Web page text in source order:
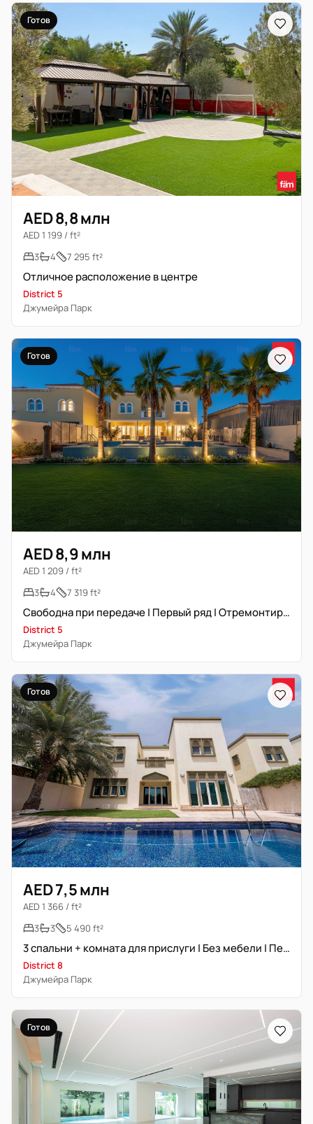
Готов
AED 8,8 млн
AED 1 199 / ft²
3
4 7 295 ft²
Отличное расположение в центре
District 5
Джумейра Парк
Готов
AED 8,9 млн
AED 1 209 / ft²
3
4 7 319 ft²
Свободна при передаче | Первый ряд | Отремонтирована
District 5
Джумейра Парк
Готов
AED 7,5 млн
AED 1 366 / ft²
3
3 5 490 ft²
3 спальни + комната для прислуги | Без мебели | Первый ряд
District 8
Джумейра Парк
Готов